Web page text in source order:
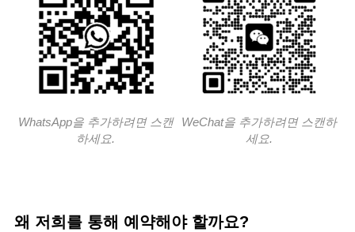
WhatsApp을 추가하려면 스캔
하세요.
WeChat을 추가하려면 스캔하
세요.
왜 저희를 통해 예약해야 할까요?